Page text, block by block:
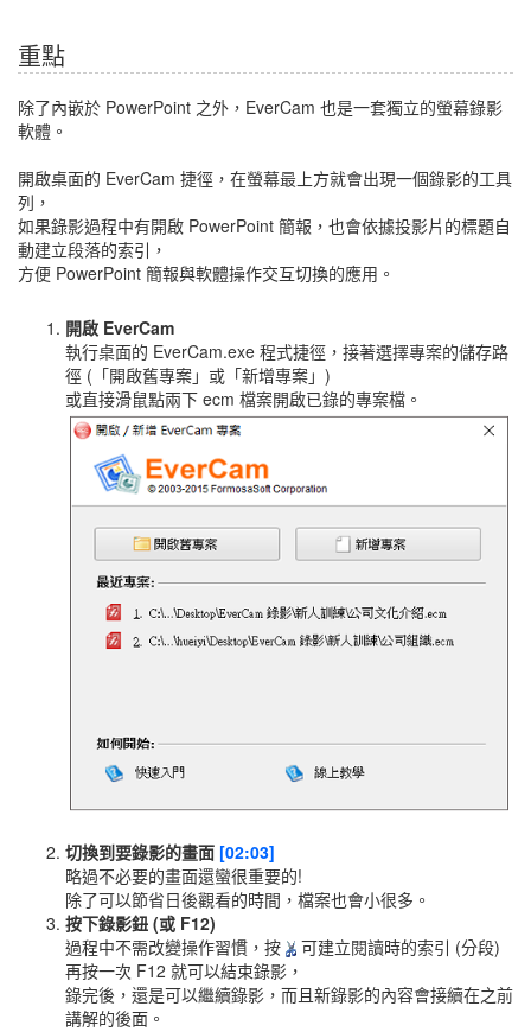
重點
除了內嵌於 PowerPoint 之外，EverCam 也是一套獨立的螢幕錄影
軟體。
開啟桌面的 EverCam 捷徑，在螢幕最上方就會出現一個錄影的工具
列，
如果錄影過程中有開啟 PowerPoint 簡報，也會依據投影片的標題自
動建立段落的索引，
方便 PowerPoint 簡報與軟體操作交互切換的應用。
開啟 EverCam
執行桌面的 EverCam.exe 程式捷徑，接著選擇專案的儲存路
徑 (「開啟舊專案」或「新增專案」)
或直接滑鼠點兩下 ecm 檔案開啟已錄的專案檔。
切換到要錄影的畫面 [02:03]
略過不必要的畫面還蠻很重要的!
除了可以節省日後觀看的時間，檔案也會小很多。
按下錄影鈕 (或 F12)
過程中不需改變操作習慣，按
可建立閱讀時的索引 (分段)
再按一次 F12 就可以結束錄影，
錄完後，還是可以繼續錄影，而且新錄影的內容會接續在之前
講解的後面。